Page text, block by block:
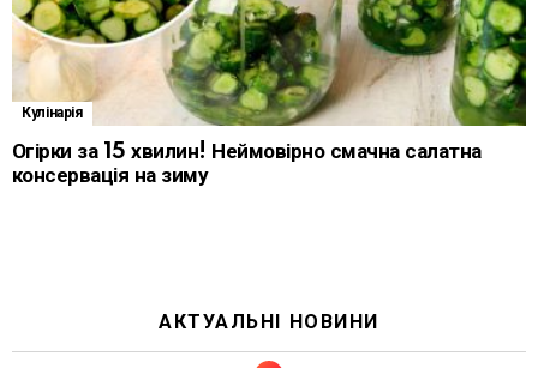
Кулінарія
Огірки за 15 хвилин! Неймовірно смачна салатна
консервація на зиму
АКТУАЛЬНІ НОВИНИ